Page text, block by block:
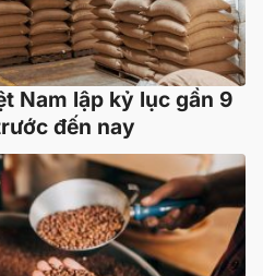
Nam lập kỷ lục gần 9
đến nay